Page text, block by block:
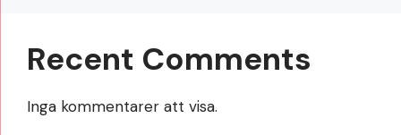
Recent Comments
Inga kommentarer att visa.